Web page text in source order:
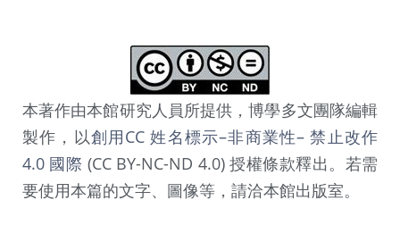
o
v
.
t
w
本著作由本館研究人員所提供，博學多文團隊編輯
製作，以創用CC 姓名標示–非商業性– 禁止改作
4.0 國際 (CC BY-NC-ND 4.0) 授權條款釋出。若需
要使用本篇的文字、圖像等，請洽本館出版室。